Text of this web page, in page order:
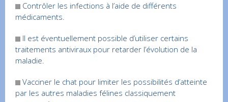
Contrôler les infections à l’aide de différents
médicaments.
Il est éventuellement possible d’utiliser certains
traitements antiviraux pour retarder l’évolution de la
maladie.
Vacciner le chat pour limiter les possibilités d’atteinte
par les autres maladies félines classiquement